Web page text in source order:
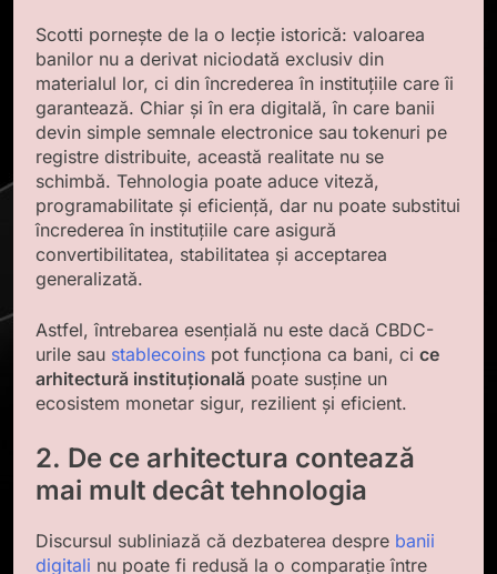
Scotti pornește de la o lecție istorică: valoarea
banilor nu a derivat niciodată exclusiv din
materialul lor, ci din încrederea în instituțiile care îi
garantează. Chiar și în era digitală, în care banii
devin simple semnale electronice sau tokenuri pe
registre distribuite, această realitate nu se
schimbă. Tehnologia poate aduce viteză,
programabilitate și eficiență, dar nu poate substitui
încrederea în instituțiile care asigură
convertibilitatea, stabilitatea și acceptarea
generalizată.
Astfel, întrebarea esențială nu este dacă CBDC-
urile sau stablecoins pot funcționa ca bani, ci ce
arhitectură instituțională poate susține un
ecosistem monetar sigur, rezilient și eficient.
2. De ce arhitectura contează
mai mult decât tehnologia
Discursul subliniază că dezbaterea despre banii
digitali nu poate fi redusă la o comparație între